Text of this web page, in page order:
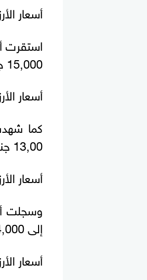
أسعار
استقرت
15,000 جنيه للطن.
أسعار
كما
13,00 جنيه.
أسعار
إلى 24,000 جنيه للطن.
أسعار